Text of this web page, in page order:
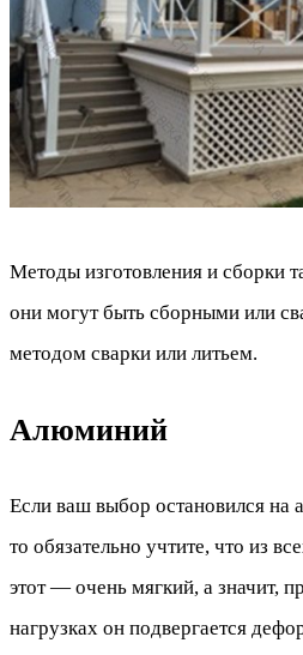
Методы изготовления и сборки
они могут быть сборными или
методом сварки или литьем.
Алюминий
Если ваш выбор остановился на
то обязательно учтите, что из
этот — очень мягкий, а значит,
нагрузках он подвергается